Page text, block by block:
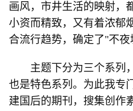
画风，市井生活的映射，
小资而精致，又有着浓郁
合流行趋势，确定了"不夜
主题下分为三个系列
也是特色系列。为此我专
建国后的期刊，搜集创作